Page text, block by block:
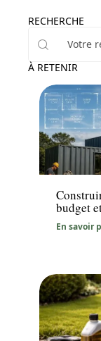
RECHERCHE
À RETENIR
budget
En savoir